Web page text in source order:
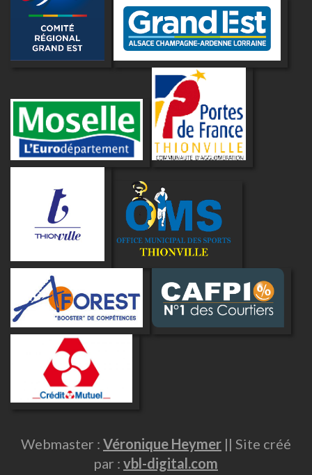
Webmaster : Véronique Heymer || Site créé
par : vbl-digital.com